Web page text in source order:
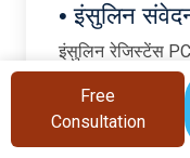
• इंसुलिन
इंसुलिन रेजिस्टेंस
प्रजनन स्वास्थ्य
जब इंसुलिन का
हार्मोन बनाने लगते
Free
Consultation